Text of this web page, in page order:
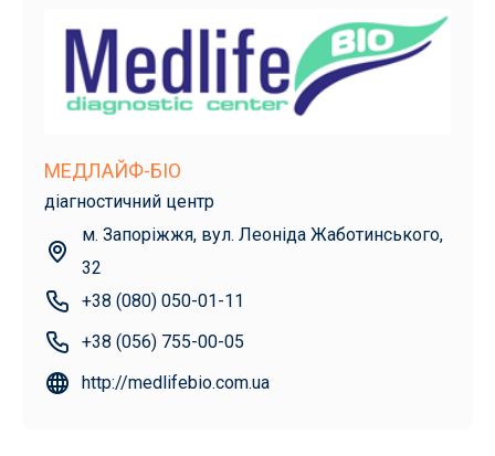
МЕДЛАЙФ-БІО
діагностичний центр
м. Запоріжжя, вул. Леоніда Жаботинського,
32
+38 (080) 050-01-11
+38 (056) 755-00-05
http://medlifebio.com.ua